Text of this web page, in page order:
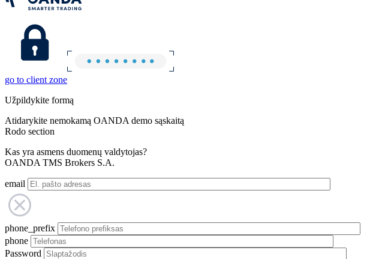
go to client zone
Užpildykite formą
Atidarykite nemokamą OANDA demo sąskaitą
Rodo section
Kas yra asmens duomenų valdytojas?
OANDA TMS Brokers S.A.
email
phone_prefix
phone
Password